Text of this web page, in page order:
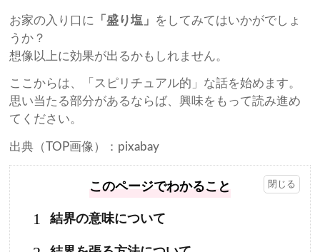
お家の入り口に 「盛り塩」 をしてみてはいかがでしょ
うか？
想像以上に効果が出るかもしれません。
ここからは、「スピリチュアル的」な話を始めます。
思い当たる部分があるならば、興味をもって読み進め
てください。
出典（TOP画像）：pixabay
このページでわかること
1 結界の意味について